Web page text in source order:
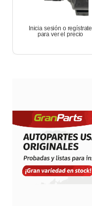
Inicia sesión o regístrate
para ver el precio